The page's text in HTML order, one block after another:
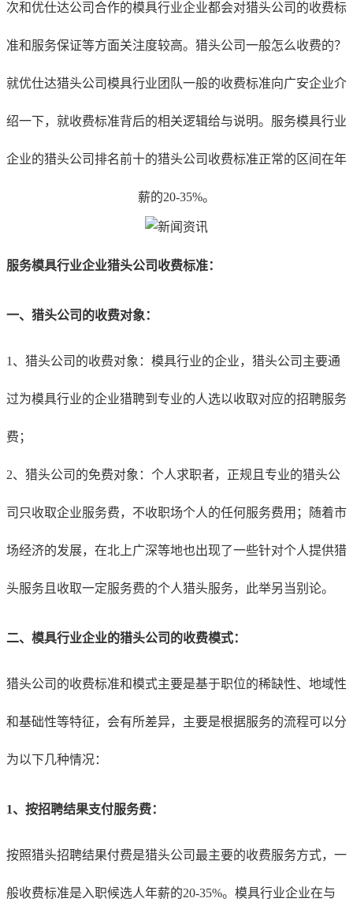
次和优仕达公司合作的模具行业企业都会对猎头公司的收费标
准和服务保证等方面关注度较高。猎头公司一般怎么收费的？
就优仕达猎头公司模具行业 团队一般的收费标准向广安企业介
绍一下，就收费标准背后的相关逻辑给与说明。服务模具行业
企业的猎头公司排名前十的猎头公司收费标准正常的区间在年
薪的20-35%。
服务模具行业企业猎头公司收费标准：
一、猎头公司的收费对象：
1、猎头公司的收费对象： 模具行业的企业，猎头公司主要通
过为模具行业的企业猎聘到专业的人选以收取对应的招聘服务
费；
2、猎头公司的免费对象：个人求职者，正规且专业的猎头公
司只收取企业服务费，不收职场个人的任何服务费用；随着市
场经济的发展，在北上广深等地也出现了一些针对个人提供猎
头服务且收取一定服务费的个人猎头服务，此举另当别论。
二、 模具行业企业的猎头公司的收费模式：
猎头公司的收费标准和模式主要是基于职位的稀缺性、地域性
和基础性等特征，会有所差异，主要是根据服务的流程可以分
为以下几种情况：
1、 按招聘结果支付服务费：
按照猎头招聘结果付费是猎头公司最主要的收费服务方式，一
般收费标准是入职候选人年薪的20-35%。 模具行业企业在与